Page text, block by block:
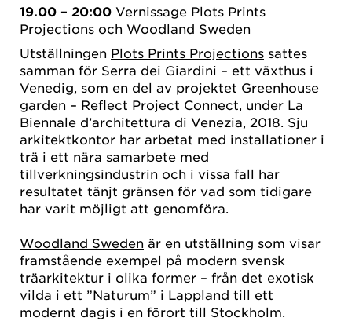
19.00 – 20:00 Vernissage Plots Prints
Projections och Woodland Sweden
Utställningen Plots Prints Projections sattes
samman för Serra dei Giardini – ett växthus i
Venedig, som en del av projektet Greenhouse
garden – Reflect Project Connect, under La
Biennale d’architettura di Venezia, 2018. Sju
arkitektkontor har arbetat med installationer i
trä i ett nära samarbete med
tillverkningsindustrin och i vissa fall har
resultatet tänjt gränsen för vad som tidigare
har varit möjligt att genomföra.
Woodland Sweden är en utställning som visar
framstående exempel på modern svensk
träarkitektur i olika former – från det exotisk
vilda i ett ”Naturum” i Lappland till ett
modernt dagis i en förort till Stockholm.